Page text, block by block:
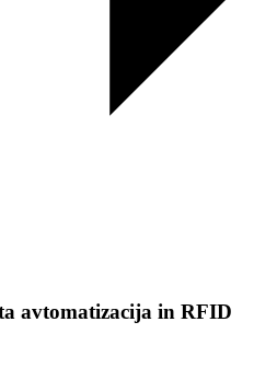
avtomatizacija in RFID